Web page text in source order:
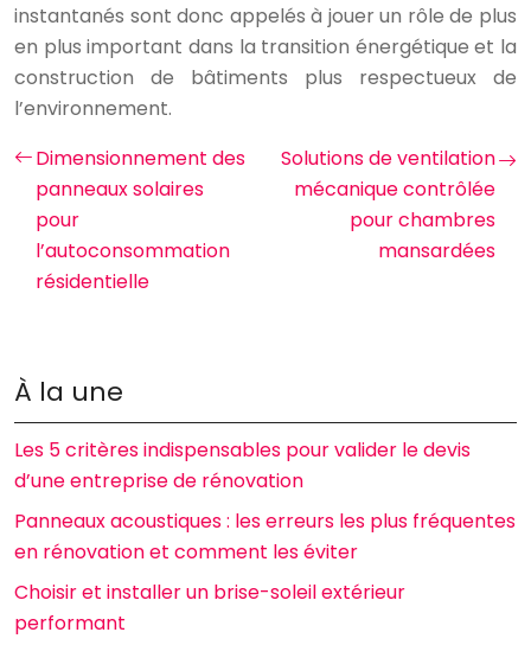
instantanés sont donc appelés à jouer un rôle de plus
en plus important dans la transition énergétique et la
construction de bâtiments plus respectueux de
l’environnement.
Dimensionnement des
panneaux solaires
pour
l’autoconsommation
résidentielle
Solutions de ventilation
mécanique contrôlée
pour chambres
mansardées
À la une
Les 5 critères indispensables pour valider le devis
d’une entreprise de rénovation
Panneaux acoustiques : les erreurs les plus fréquentes
en rénovation et comment les éviter
Choisir et installer un brise-soleil extérieur
performant